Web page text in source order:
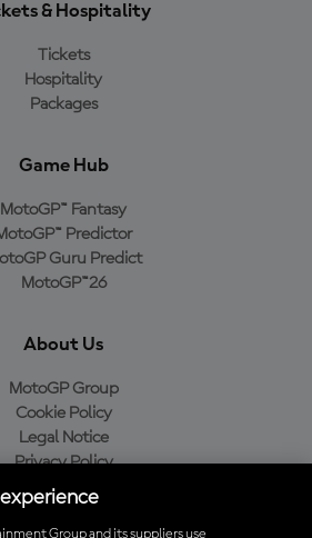
& Hospitality
Tickets
Hospitality
Packages
Game Hub
MotoGP™ Fantasy
Predictor
Guru Predict
MotoGP™26
About Us
MotoGP Group
Cookie Policy
Legal Notice
Privacy Policy
Purchase Policy
Group and its suppliers use